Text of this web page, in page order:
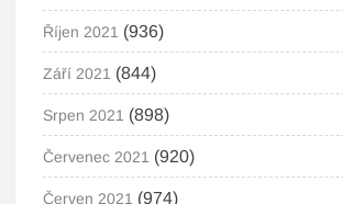
Říjen 2021 (936)
Září 2021 (844)
Srpen 2021 (898)
Červenec 2021 (920)
Červen 2021 (974)